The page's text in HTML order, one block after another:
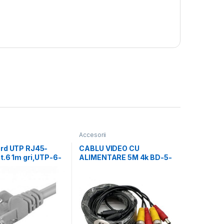
UTP RJ45-
1m gri,UTP-6-
Accesorii
CABLU VIDEO CU
ALIMENTARE 5M 4k BD-5-